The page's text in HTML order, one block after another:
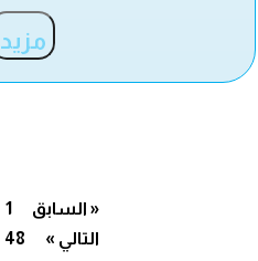
مزيد
« السابق 1
48 التالي »